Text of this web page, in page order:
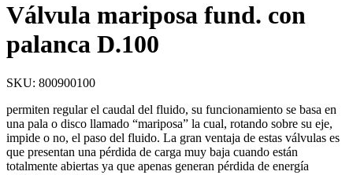
Válvula mariposa fund. con
palanca D.100
SKU: 800900100
permiten regular el caudal del fluido, su funcionamiento se basa en
una pala o disco llamado “mariposa” la cual, rotando sobre su eje,
impide o no, el paso del fluido. La gran ventaja de estas válvulas es
que presentan una pérdida de carga muy baja cuando están
totalmente abiertas ya que apenas generan pérdida de energía